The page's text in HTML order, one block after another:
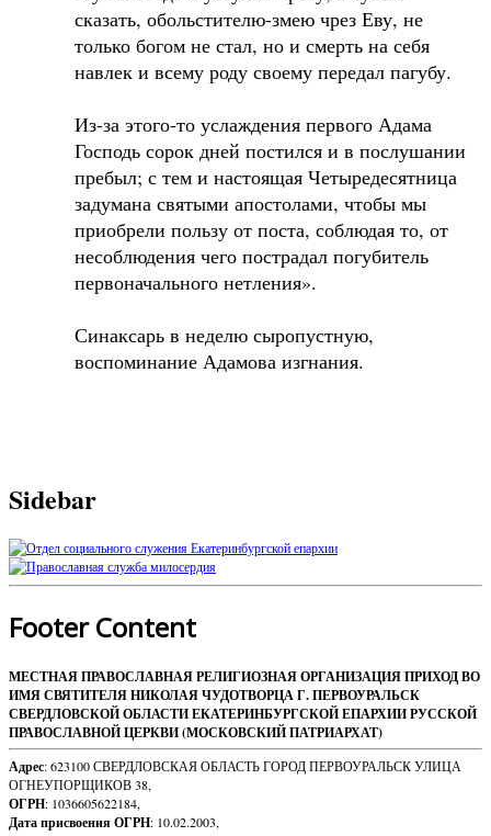
сказать, обольстителю-змею чрез Еву, не
только богом не стал, но и смерть на себя
навлек и всему роду своему передал пагубу.
Из-за этого-то услаждения первого Адама
Господь сорок дней постился и в послушании
пребыл; с тем и настоящая Четыредесятница
задумана святыми апостолами, чтобы мы
приобрели пользу от поста, соблюдая то, от
несоблюдения чего пострадал погубитель
первоначального нетления».
Синаксарь в неделю сыропустную,
воспоминание Адамова изгнания.
Sidebar
Footer Content
МЕСТНАЯ ПРАВОСЛАВНАЯ РЕЛИГИОЗНАЯ ОРГАНИЗАЦИЯ ПРИХОД ВО
ИМЯ СВЯТИТЕЛЯ НИКОЛАЯ ЧУДОТВОРЦА Г. ПЕРВОУРАЛЬСК
СВЕРДЛОВСКОЙ ОБЛАСТИ ЕКАТЕРИНБУРГСКОЙ ЕПАРХИИ РУССКОЙ
ПРАВОСЛАВНОЙ ЦЕРКВИ (МОСКОВСКИЙ ПАТРИАРХАТ)
Адрес: 623100 СВЕРДЛОВСКАЯ ОБЛАСТЬ ГОРОД ПЕРВОУРАЛЬСК УЛИЦА
ОГНЕУПОРЩИКОВ 38,
ОГРН: 1036605622184,
Дата присвоения ОГРН: 10.02.2003,